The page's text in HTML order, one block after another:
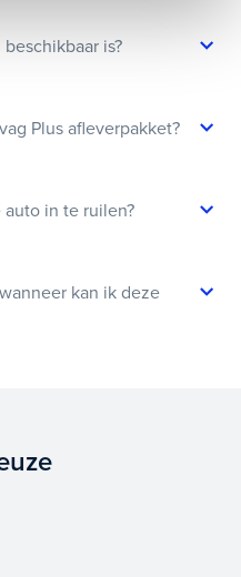
is?
Plus afleverpakket?
in te ruilen?
kan ik deze